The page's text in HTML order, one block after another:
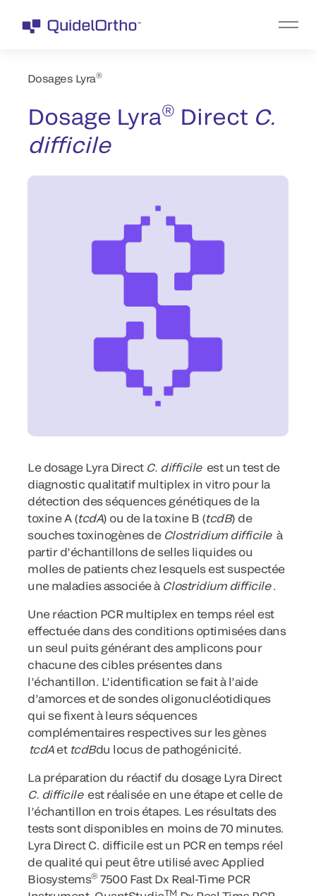
Dosages Lyra®
Dosage Lyra® Direct C.
difficile
Le dosage Lyra Direct C. difficile est un test de
diagnostic qualitatif multiplex in vitro pour la
détection des séquences génétiques de la
toxine A (tcdA) ou de la toxine B (tcdB) de
souches toxinogènes de Clostridium difficile à
partir d’échantillons de selles liquides ou
molles de patients chez lesquels est suspectée
une maladies associée à Clostridium difficile.
Une réaction PCR multiplex en temps réel est
effectuée dans des conditions optimisées dans
un seul puits générant des amplicons pour
chacune des cibles présentes dans
l’échantillon. L’identification se fait à l’aide
d’amorces et de sondes oligonucléotidiques
qui se fixent à leurs séquences
complémentaires respectives sur les gènes
tcdAet tcdBdu locus de pathogénicité.
La préparation du réactif du dosage Lyra Direct
C. difficile est réalisée en une étape et celle de
l’échantillon en trois étapes. Les résultats des
tests sont disponibles en moins de 70 minutes.
Lyra Direct C. difficile est un PCR en temps réel
de qualité qui peut être utilisé avec Applied
Biosystems® 7500 Fast Dx Real-Time PCR
TM